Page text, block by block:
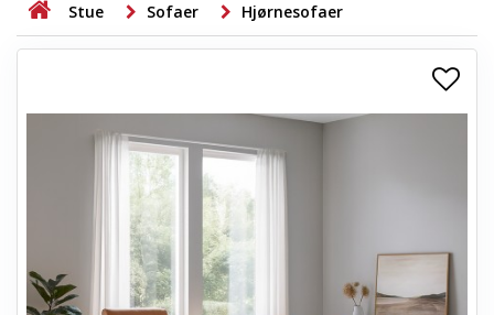
+
STUE
+
+
KONTORMØBLER
+
+
LAMPER
Stue Sofaer Hjørnesofaer